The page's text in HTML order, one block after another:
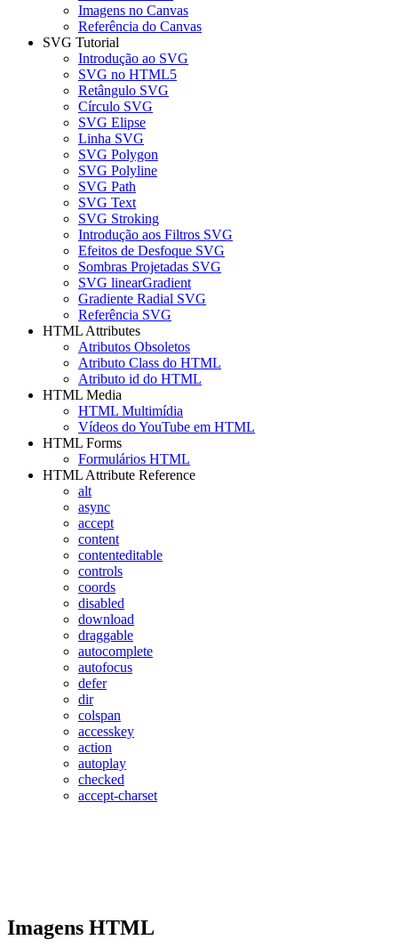
Imagens no Canvas
Referência do Canvas
SVG Tutorial
Introdução ao SVG
SVG no HTML5
Retângulo SVG
Círculo SVG
SVG Elipse
Linha SVG
SVG Polygon
SVG Polyline
SVG Path
SVG Text
SVG Stroking
Introdução aos Filtros SVG
Efeitos de Desfoque SVG
Sombras Projetadas SVG
SVG linearGradient
Gradiente Radial SVG
Referência SVG
HTML Attributes
Atributos Obsoletos
Atributo Class do HTML
Atributo id do HTML
HTML Media
HTML Multimídia
Vídeos do YouTube em HTML
HTML Forms
Formulários HTML
HTML Attribute Reference
alt
async
accept
content
contenteditable
controls
coords
disabled
download
draggable
autocomplete
autofocus
defer
dir
colspan
accesskey
action
autoplay
checked
accept-charset
Imagens HTML